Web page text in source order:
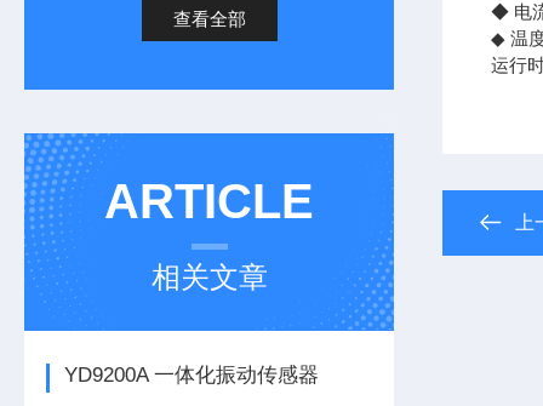
查看全部
ARTICLE
相关文章
YD9200A 一体化振动传感器
◆ 电
◆ 温
运行